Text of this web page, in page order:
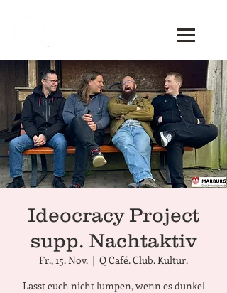
Ideocracy Project
supp. Nachtaktiv
Fr., 15. Nov.
  |
Q Café. Club. Kultur.
Lasst euch nicht lumpen, wenn es dunkel